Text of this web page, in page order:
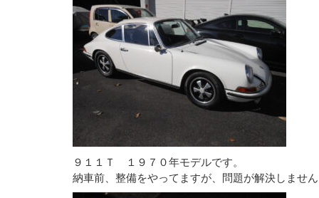
９１１Ｔ １９７０年モデルです。
納車前、整備をやってますが、問題が解決しませ